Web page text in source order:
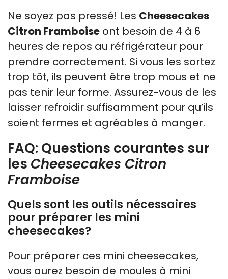
Ne soyez pas pressé! Les Cheesecakes
Citron Framboise ont besoin de 4 à 6
heures de repos au réfrigérateur pour
prendre correctement. Si vous les sortez
trop tôt, ils peuvent être trop mous et ne
pas tenir leur forme. Assurez-vous de les
laisser refroidir suffisamment pour qu’ils
soient fermes et agréables à manger.
FAQ: Questions courantes sur
les Cheesecakes Citron
Framboise
Quels sont les outils nécessaires
pour préparer les mini
cheesecakes?
Pour préparer ces mini cheesecakes,
vous aurez besoin de moules à mini